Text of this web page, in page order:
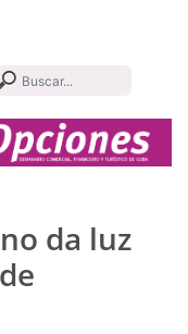
navigation
da luz